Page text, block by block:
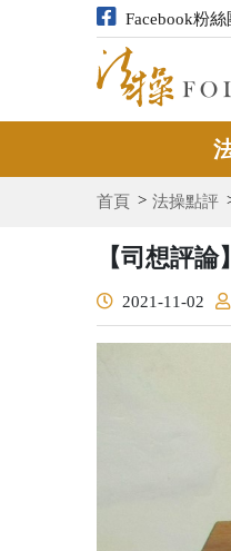
Facebook粉絲
首頁 法操點評
【司想評
2021-11-02